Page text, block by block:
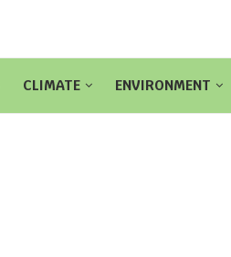
CLIMATE ENVIRONMENT